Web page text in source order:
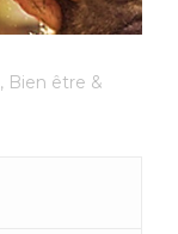
, Bien être &